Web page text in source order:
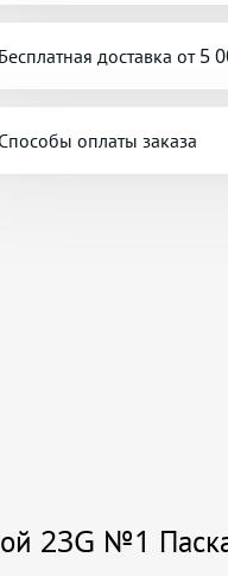
Бесплатная доставка от 5
Способы оплаты заказа
23G №1